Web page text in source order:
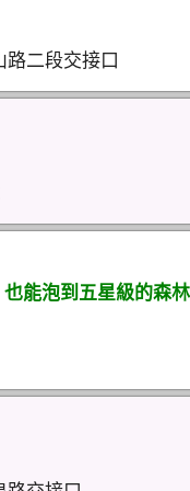
路二段交接口
能泡到五星級的森